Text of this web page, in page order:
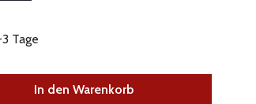
Tage
gewünschten Wert ein oder
In den Warenkorb